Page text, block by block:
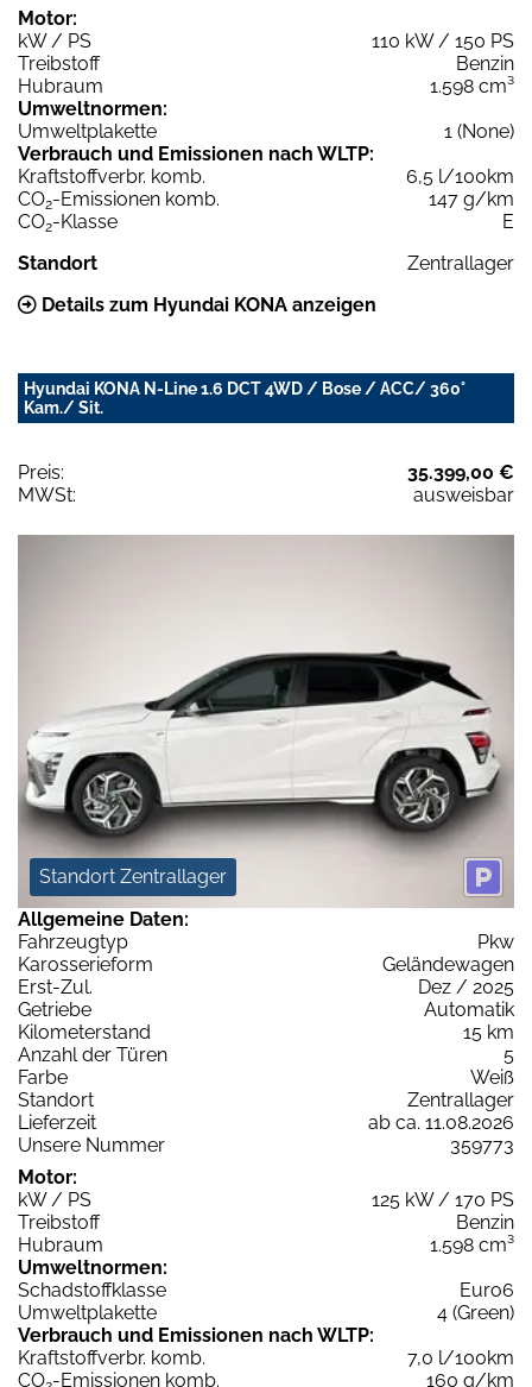
Motor:
kW / PS
110 kW / 150 PS
Treibstoff
Benzin
Hubraum
1.598 cm³
Umweltnormen:
Umweltplakette
1 (None)
Verbrauch und Emissionen nach WLTP:
Kraftstoffverbr. komb.
6,5 l/100km
CO2-Emissionen komb.
147 g/km
CO2-Klasse
E
Standort
Zentrallager
Details zum Hyundai KONA anzeigen
Hyundai KONA N-Line 1.6 DCT 4WD / Bose / ACC/ 360°
Kam./ Sit.
Preis:
35.399,00 €
MWSt:
ausweisbar
Standort Zentrallager
Allgemeine Daten:
Fahrzeugtyp
Pkw
Karosserieform
Geländewagen
Erst-Zul.
Dez / 2025
Getriebe
Automatik
Kilometerstand
15 km
Anzahl der Türen
5
Farbe
Weiß
Standort
Zentrallager
Lieferzeit
ab ca. 11.08.2026
Unsere Nummer
359773
Motor:
kW / PS
125 kW / 170 PS
Treibstoff
Benzin
Hubraum
1.598 cm³
Umweltnormen:
Schadstoffklasse
Euro6
Umweltplakette
4 (Green)
Verbrauch und Emissionen nach WLTP:
Kraftstoffverbr. komb.
7,0 l/100km
CO -Emissionen komb. 160 g/km